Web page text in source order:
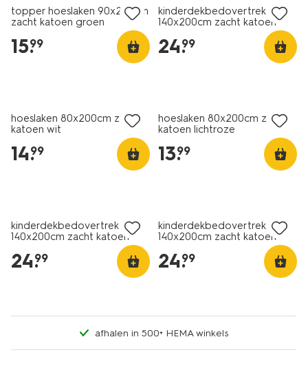
topper hoeslaken 90x200cm
zacht katoen groen
15.
99
kinderdekbedovertrek
140x200cm zacht katoen
24.
99
hoeslaken 80x200cm zacht
katoen wit
14.
99
hoeslaken 80x200cm zacht
katoen lichtroze
13.
99
kinderdekbedovertrek
140x200cm zacht katoen
24.
99
kinderdekbedovertrek
140x200cm zacht katoen
24.
99
afhalen in 500+ HEMA winkels